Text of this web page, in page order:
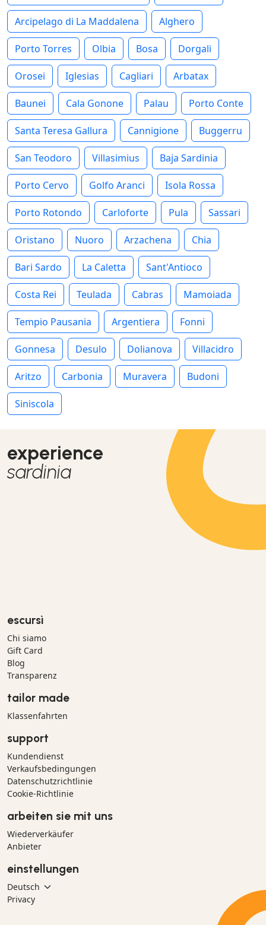
Arcipelago di La Maddalena Alghero
Porto Torres Olbia Bosa Dorgali
Orosei Iglesias Cagliari Arbatax
Baunei Cala Gonone Palau Porto Conte
Santa Teresa Gallura Cannigione Buggerru
San Teodoro Villasimius Baja Sardinia
Porto Cervo Golfo Aranci Isola Rossa
Porto Rotondo Carloforte Pula Sassari
Oristano Nuoro Arzachena Chia
Bari Sardo La Caletta Sant'Antioco
Costa Rei Teulada Cabras Mamoiada
Tempio Pausania Argentiera Fonni
Gonnesa Desulo Dolianova Villacidro
Aritzo Carbonia Muravera Budoni
Siniscola
experience
sardinia
escursì
Chi siamo
Gift Card
Blog
Transparenz
tailor made
Klassenfahrten
support
Kundendienst
Verkaufsbedingungen
Datenschutzrichtlinie
Cookie-Richtlinie
arbeiten sie mit uns
Wiederverkäufer
Anbieter
einstellungen
Privacy